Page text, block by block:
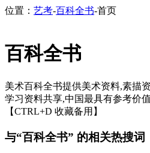
位置： 艺考-百科全书-首页
百科全书
美术百科全书提供美术资料,素描
学习资料共享,中国最具有参考价
【CTRL+D 收藏备用】
与“百科全书” 的相关热搜词